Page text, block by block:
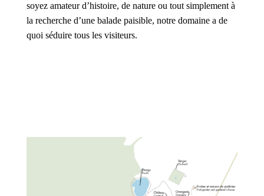
soyez amateur d’histoire, de nature ou tout simplement à
la recherche d’une balade paisible, notre domaine a de
quoi séduire tous les visiteurs.